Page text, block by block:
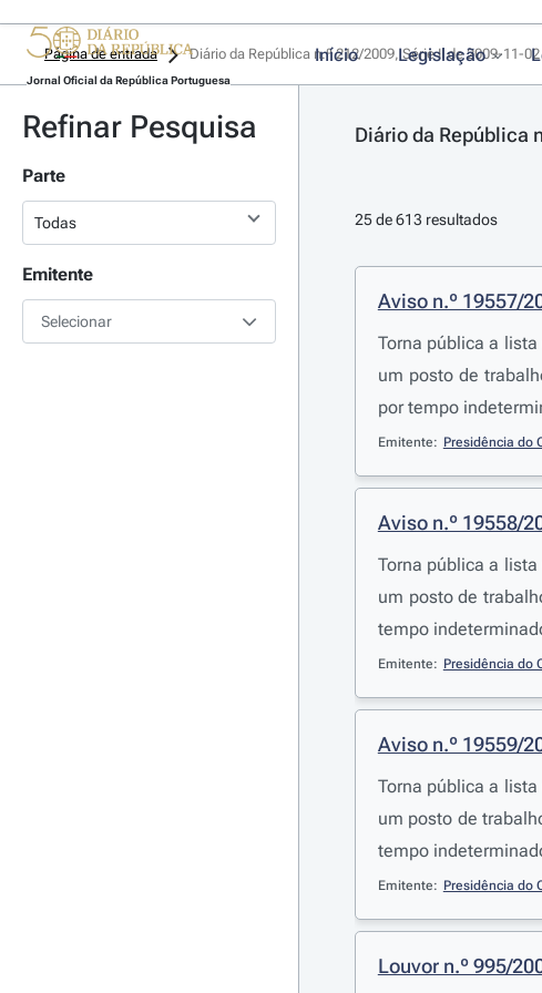
Jornal Oficial da República Portuguesa
Início Legislação
Página de entrada Diário da República n.º 212/2009, Série II de 2009-11-02
Refinar Pesquisa
Parte
Emitente
Selecionar
Diário da República
25 de 613 resultados
Aviso n.º 19557/
Torna pública a
um posto de
por tempo
Emitente: Presidência do
Aviso n.º 19558/
Torna pública a
um posto de
tempo
Emitente: Presidência do
Aviso n.º 19559/
Torna pública a
um posto de
tempo
Emitente: Presidência do
Louvor n.º 995/